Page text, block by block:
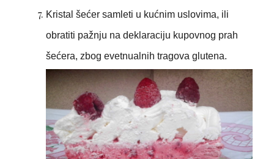
Kristal šećer samleti u kućnim uslovima, ili
obratiti pažnju na deklaraciju kupovnog prah
šećera, zbog evetnualnih tragova glutena.